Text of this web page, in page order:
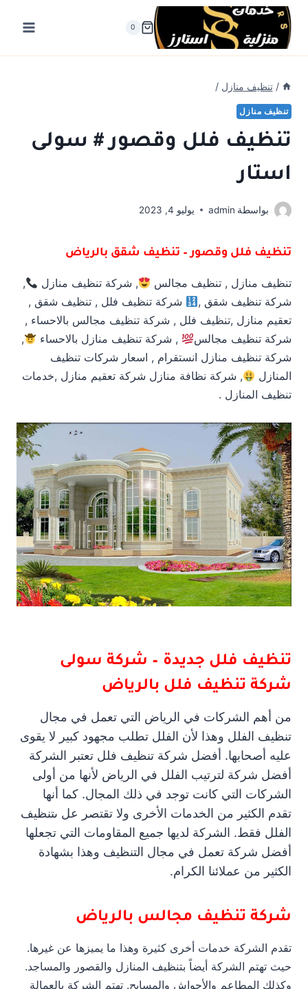
التجاوز
المحتوى
0
/ تنظيف منازل /
تنظيف منازل
تنظيف فلل وقصور # سولى
استار
بواسطة admin يوليو 4, 2023
تنظيف فلل وقصور – تنظيف شقق بالرياض
تنظيف منازل , تنظيف مجالس , شركة تنظيف منازل
,
شركة تنظيف شقق ,
شركة تنظيف فلل , تنظيف شقق ,
تعقيم منازل ,تنظيف فلل , شركة تنظيف مجالس بالاحساء ,
شركة تنظيف مجالس
, شركة تنظيف منازل بالاحساء
,
شركة تنظيف منازل انستقرام , اسعار شركات تنظيف
المنازل
, شركة نظافة منازل شركة تعقيم منازل ,خدمات
تنظيف المنازل .
تنظيف فلل جديدة – شركة سولى
شركة تنظيف فلل بالرياض
من أهم الشركات في الرياض‌ التي تعمل في مجال
تنظيف الفلل وهذا لأن الفلل تطلب مجهود كبير لا يقوى
عليه أصحابها. أفضل شركة تنظيف فلل تعتبر الشركة
أفضل شركة لترتيب الفلل في الرياض لأنها من أولى
الشركات التي كانت توجد في ذلك المجال. كما أنها
تقدم الكثير من الخدمات الأخرى ولا تقتصر عل ىتنظيف
الفلل فقط. الشركة لديها جميع المقاومات التي تجعلها
أفضل شركة تعمل في مجال التنظيف وهذا بشهادة
الكثير من عملائنا الكرام.
شركة تنظيف مجالس بالرياض
تقدم الشركة خدمات أخرى كثيرة وهذا ما يميزها عن غيرها.
حيث تهتم الشركة أيضاً بتنظيف المنازل والقصور والمساجد.
وكذلك المطاعم والأحواش والمسابح. تهتم الشركة بالعمالة